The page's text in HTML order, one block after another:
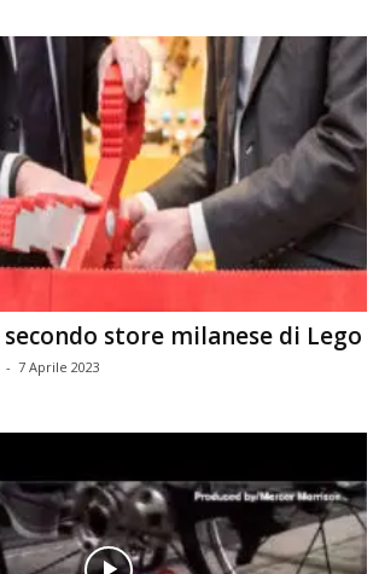
store milanese di Lego
- 7 Aprile 2023